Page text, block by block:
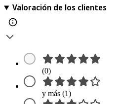
Valoración de los clientes
(0)
y más (1)